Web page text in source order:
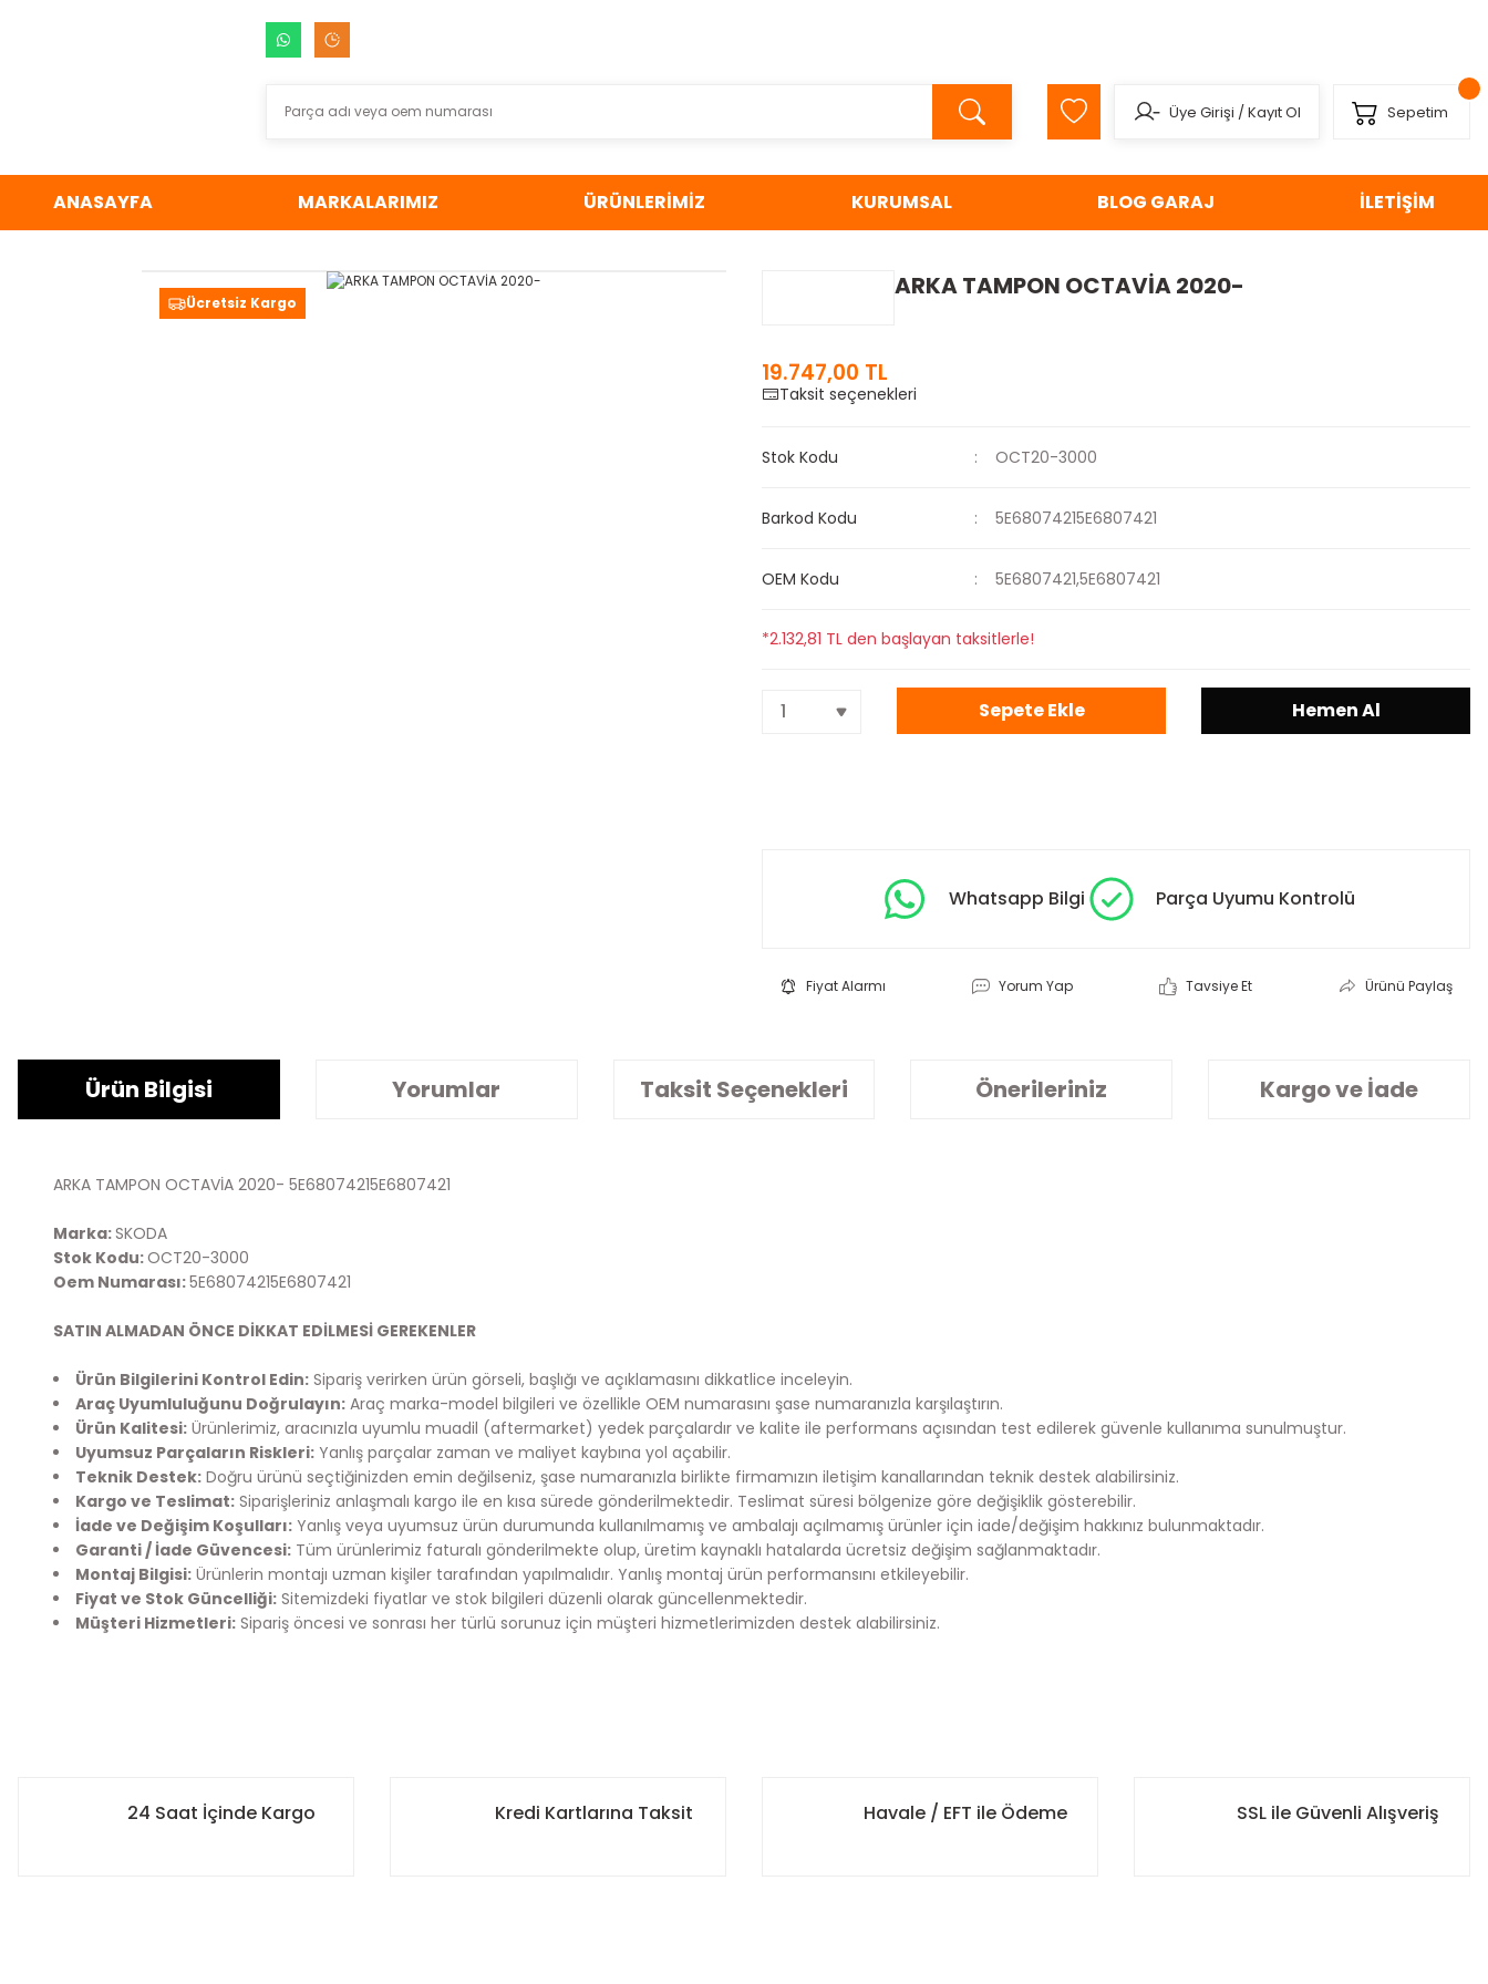
Üye Girişi /Kayıt Ol Sepetim
ANASAYFA MARKALARIMIZ ÜRÜNLERİMİZ KURUMSAL BLOG GARAJ İLETİŞİM
Ücretsiz Kargo
ARKA TAMPON OCTAVİA 2020-
19.747,00 TL
Taksit seçenekleri
Stok Kodu OCT20-3000
Barkod Kodu 5E68074215E6807421
OEM Kodu 5E6807421,5E6807421
*2.132,81 TL den başlayan taksitlerle!
Sepete Ekle Hemen Al
Whatsapp Bilgi Parça Uyumu Kontrolü
Fiyat Alarmı Yorum Yap Tavsiye Et Ürünü Paylaş
Ürün Bilgisi Yorumlar Taksit Seçenekleri Önerileriniz Kargo ve İade
ARKA TAMPON OCTAVİA 2020- 5E68074215E6807421
Marka:SKODA
Stok Kodu:OCT20-3000
Oem Numarası:5E68074215E6807421
SATIN ALMADAN ÖNCE DİKKAT EDİLMESİ GEREKENLER
Ürün Bilgilerini Kontrol Edin: Sipariş verirken ürün görseli, başlığı ve açıklamasını dikkatlice inceleyin.
Araç Uyumluluğunu Doğrulayın: Araç marka-model bilgileri ve özellikle OEM numarasını şase numaranızla karşılaştırın.
Ürün Kalitesi: Ürünlerimiz, aracınızla uyumlu muadil (aftermarket) yedek parçalardır ve kalite ile performans açısından test edilerek güvenle kullanıma sunulmuştur.
Uyumsuz Parçaların Riskleri: Yanlış parçalar zaman ve maliyet kaybına yol açabilir.
Teknik Destek: Doğru ürünü seçtiğinizden emin değilseniz, şase numaranızla birlikte firmamızın iletişim kanallarından teknik destek alabilirsiniz.
Kargo ve Teslimat: Siparişleriniz anlaşmalı kargo ile en kısa sürede gönderilmektedir. Teslimat süresi bölgenize göre değişiklik gösterebilir.
İade ve Değişim Koşulları: Yanlış veya uyumsuz ürün durumunda kullanılmamış ve ambalajı açılmamış ürünler için iade/değişim hakkınız bulunmaktadır.
Garanti / İade Güvencesi: Tüm ürünlerimiz faturalı gönderilmekte olup, üretim kaynaklı hatalarda ücretsiz değişim sağlanmaktadır.
Montaj Bilgisi: Ürünlerin montajı uzman kişiler tarafından yapılmalıdır. Yanlış montaj ürün performansını etkileyebilir.
Fiyat ve Stok Güncelliği: Sitemizdeki fiyatlar ve stok bilgileri düzenli olarak güncellenmektedir.
Müşteri Hizmetleri: Sipariş öncesi ve sonrası her türlü sorunuz için müşteri hizmetlerimizden destek alabilirsiniz.
Ürün resmi kalitesiz, bozuk veya görüntülenemiyor.
- 12:00 sonrası verilen siparişleriniz ise ertesi gün sabah öncelikli olarak kargoya teslim edilmektedir.
24 Saat İçinde Kargo Kredi Kartlarına Taksit Havale / EFT ile Ödeme SSL ile Güvenli Alışveriş